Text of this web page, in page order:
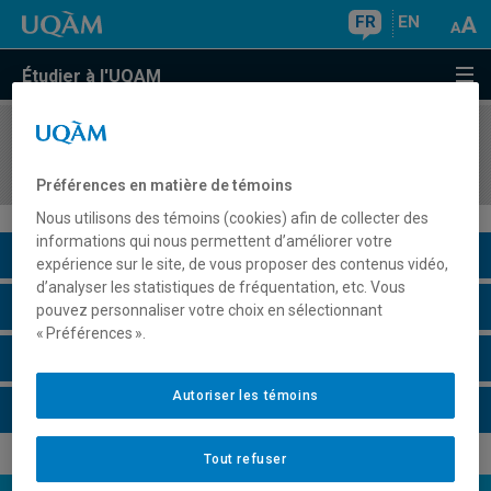
FR EN
Étudier à l'UQAM
COURS//
Description du cours
Horaire - Été 2026
Préférences en matière de témoins
Nous utilisons des témoins (cookies) afin de collecter des
informations qui nous permettent d’améliorer votre
expérience sur le site, de vous proposer des contenus vidéo,
d’analyser les statistiques de fréquentation, etc. Vous
pouvez personnaliser votre choix en sélectionnant
« Préférences ».
Tout refuser
Autoriser les témoins